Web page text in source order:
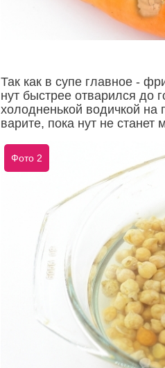
Так как в супе главное -
нут быстрее отварился до
холодненькой водичкой
варите, пока нут не станет
Фото 2